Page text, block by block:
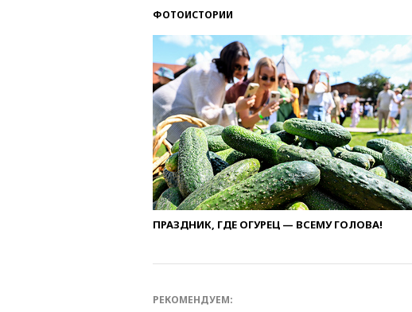
ФОТОИСТОРИИ
ПРАЗДНИК, ГДЕ ОГУРЕЦ — ВСЕМУ ГОЛОВА!
РЕКОМЕНДУЕМ: